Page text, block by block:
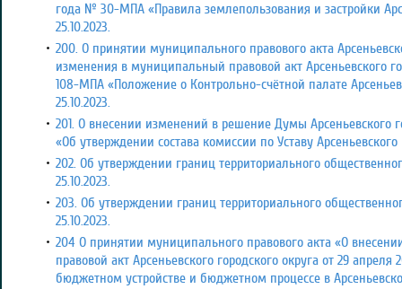
года № 30-МПА «Правила землепользования и застройки
25.10.2023.
200. О принятии муниципального правового акта
изменения в муниципальный правовой акт Арсеньевского
108-МПА «Положение о Контрольно-счётной палате
25.10.2023.
201. О внесении изменений в решение Думы Арсеньевского
«Об утверждении состава комиссии по Уставу Арсеньевского
202. Об утверждении границ территориального
25.10.2023.
203. Об утверждении границ территориального
25.10.2023.
204 О принятии муниципального правового акта «О
правовой акт Арсеньевского городского округа от 29
бюджетном устройстве и бюджетном процессе в